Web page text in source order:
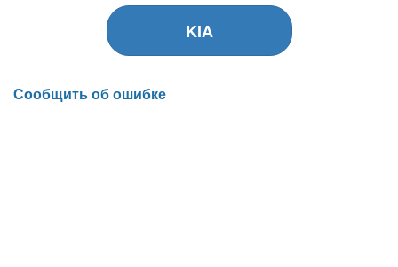
KIA
Сообщить об ошибке